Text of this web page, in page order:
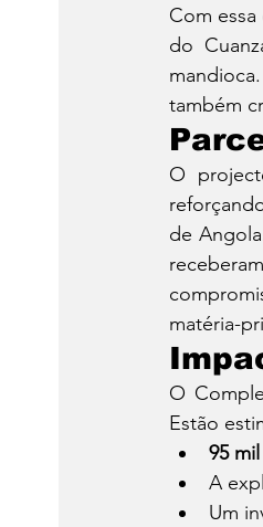
Com
do
também
O
de
matéria-
O
Estão
95
A
Um